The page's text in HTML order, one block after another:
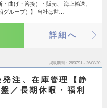
曲げ・溶接）・販売、 海上輸送、
グループ）】 当社は世…
詳細へ
掲載期間 26/07/31～26/08/20
注、在庫管理【静
／長期休暇・福利